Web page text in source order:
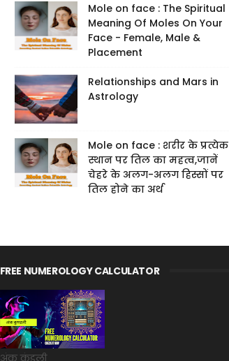
Mole on face : The Spiritual
Meaning Of Moles On Your
Face - Female, Male &
Placement
Relationships and Mars in
Astrology
Mole on face : शरीर के प्रत्येक
स्थान पर तिल का महत्व,जानें
चेहरे के अलग-अलग हिस्सों पर
तिल होने का अर्थ
FREE NUMEROLOGY CALCULATOR
अंक कुंडली